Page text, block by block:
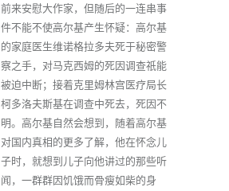
前来安慰大作家，但随后的一连串事
件不能不使高尔基产生怀疑：高尔基
的家庭医生维诺格拉多夫死于秘密警
察之手，对马克西姆的死因调查祇能
被迫中断；接着克里姆林宫医疗局长
柯多洛夫斯基在调查中死去，死因不
明。高尔基自然会想到，随着高尔基
对国内真相的更多了解，他在怀念儿
子时，就想到儿子向他讲过的那些听
闻，一群群因饥饿而骨瘦如柴的身